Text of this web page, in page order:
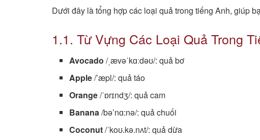
Dưới đây là tổng hợp các loại quả trong tiếng Anh, giúp
1.1. Từ Vựng Các Loại Quả Trong
Avocado /ˌævəˈkɑːdəʊ/: quả bơ
Apple/’æpl/: quả táo
Orange/ˈɒrɪndʒ/: quả cam
Banana/bə’nɑ:nə/: quả chuối
Coconut/ˈkoʊ.kə.nʌt/: quả dừa